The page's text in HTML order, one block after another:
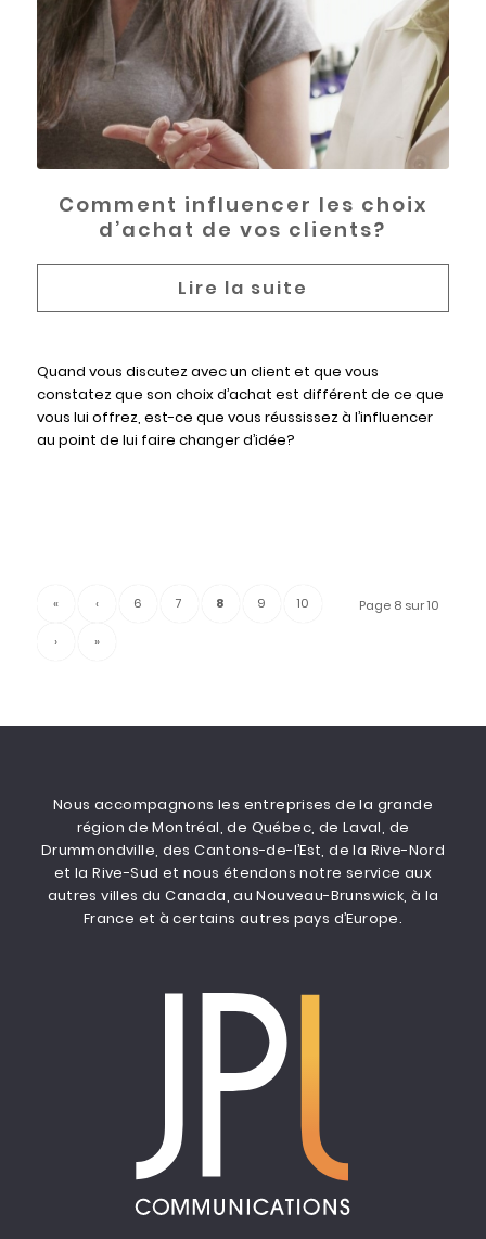
Comment influencer les choix
d’achat de vos clients?
Quand vous discutez avec un client et que vous
constatez que son choix d’achat est différent de ce que
vous lui offrez, est-ce que vous réussissez à l’influencer
au point de lui faire changer d’idée?
Page 8 sur 10
« ‹ 6 7 8 9 10
› »
Nous accompagnons les entreprises de la grande
région de Montréal, de Québec, de Laval, de
Drummondville, des Cantons-de-l’Est, de la Rive-Nord
et la Rive-Sud et nous étendons notre service aux
autres villes du Canada, au Nouveau-Brunswick, à la
France et à certains autres pays d’Europe.